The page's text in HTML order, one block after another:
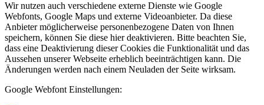
Wir nutzen auch verschiedene externe Dienste wie Google
Webfonts, Google Maps und externe Videoanbieter. Da diese
Anbieter möglicherweise personenbezogene Daten von Ihnen
speichern, können Sie diese hier deaktivieren. Bitte beachten Sie,
dass eine Deaktivierung dieser Cookies die Funktionalität und das
Aussehen unserer Webseite erheblich beeinträchtigen kann. Die
Änderungen werden nach einem Neuladen der Seite wirksam.
Google Webfont Einstellungen: